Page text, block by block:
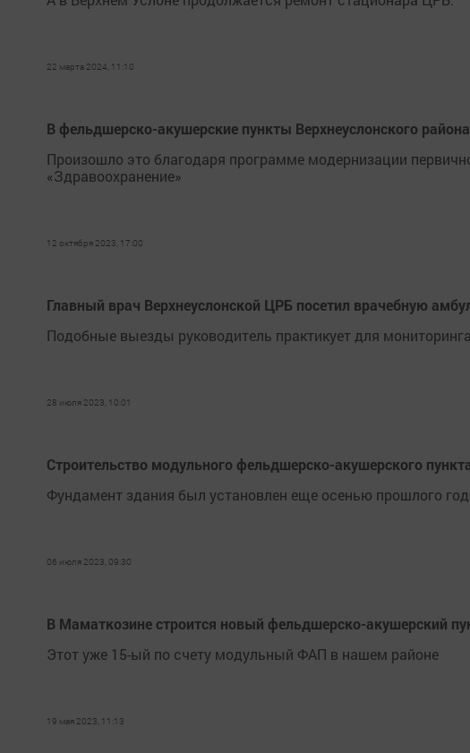
22 марта 2024, 11:10
В фельдшерско-акушерские пункты Верхнеуслонского
Произошло это благодаря программе модернизации
«Здравоохранение»
12 октября 2023, 17:00
Главный врач Верхнеуслонской ЦРБ посетил врачебную
Подобные выезды руководитель практикует для
28 июля 2023, 10:01
Строительство модульного фельдшерско-акушерского
Фундамент здания был установлен еще осенью прошлого
06 июля 2023, 09:30
В Маматкозине строится новый фельдшерско-акушерский
Этот уже 15-ый по счету модульный ФАП в нашем районе
19 мая 2023, 11:13